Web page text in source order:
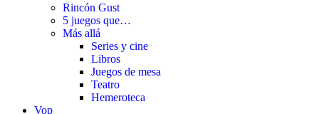
Rincón Gust
5 juegos que…
Más allá
Series y cine
Libros
Juegos de mesa
Teatro
Hemeroteca
Vop